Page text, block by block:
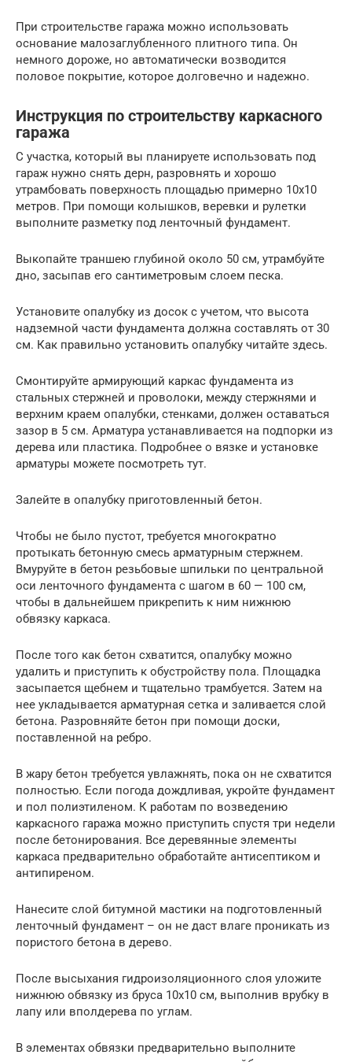
При строительстве гаража можно использовать
основание малозаглубленного плитного типа. Он
немного дороже, но автоматически возводится
половое покрытие, которое долговечно и надежно.
Инструкция по строительству каркасного
гаража
С участка, который вы планируете использовать под
гараж нужно снять дерн, разровнять и хорошо
утрамбовать поверхность площадью примерно 10х10
метров. При помощи колышков, веревки и рулетки
выполните разметку под ленточный фундамент.
Выкопайте траншею глубиной около 50 см, утрамбуйте
дно, засыпав его сантиметровым слоем песка.
Установите опалубку из досок с учетом, что высота
надземной части фундамента должна составлять от 30
см. Как правильно установить опалубку читайте здесь.
Смонтируйте армирующий каркас фундамента из
стальных стержней и проволоки, между стержнями и
верхним краем опалубки, стенками, должен оставаться
зазор в 5 см. Арматура устанавливается на подпорки из
дерева или пластика. Подробнее о вязке и установке
арматуры можете посмотреть тут.
Залейте в опалубку приготовленный бетон.
Чтобы не было пустот, требуется многократно
протыкать бетонную смесь арматурным стержнем.
Вмуруйте в бетон резьбовые шпильки по центральной
оси ленточного фундамента с шагом в 60 — 100 см,
чтобы в дальнейшем прикрепить к ним нижнюю
обвязку каркаса.
После того как бетон схватится, опалубку можно
удалить и приступить к обустройству пола. Площадка
засыпается щебнем и тщательно трамбуется. Затем на
нее укладывается арматурная сетка и заливается слой
бетона. Разровняйте бетон при помощи доски,
поставленной на ребро.
В жару бетон требуется увлажнять, пока он не схватится
полностью. Если погода дождливая, укройте фундамент
и пол полиэтиленом. К работам по возведению
каркасного гаража можно приступить спустя три недели
после бетонирования. Все деревянные элементы
каркаса предварительно обработайте антисептиком и
антипиреном.
Нанесите слой битумной мастики на подготовленный
ленточный фундамент – он не даст влаге проникать из
пористого бетона в дерево.
После высыхания гидроизоляционного слоя уложите
нижнюю обвязку из бруса 10х10 см, выполнив врубку в
лапу или вполдерева по углам.
В элементах обвязки предварительно выполните